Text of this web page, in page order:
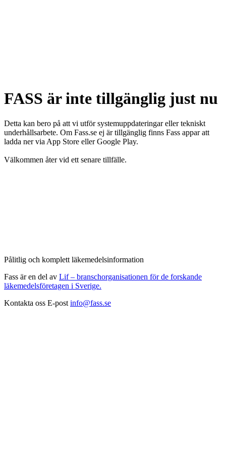
FASS är inte tillgänglig just nu
Detta kan bero på att vi utför systemuppdateringar eller tekniskt
underhållsarbete. Om Fass.se ej är tillgänglig finns Fass appar att
ladda ner via App Store eller Google Play.
Välkommen åter vid ett senare tillfälle.
Pålitlig och komplett läkemedelsinformation
Fass är en del av Lif – branschorganisationen för de forskande
läkemedelsföretagen i Sverige.
Kontakta oss E-post info@fass.se